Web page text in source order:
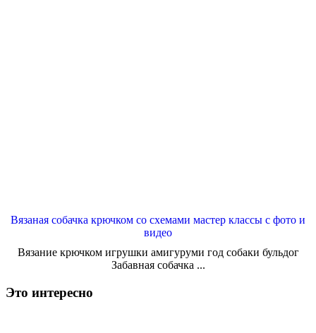
Вязаная собачка крючком со схемами мастер классы с фото и
видео
Вязание крючком игрушки амигуруми год собаки бульдог
Забавная собачка ...
Это интересно